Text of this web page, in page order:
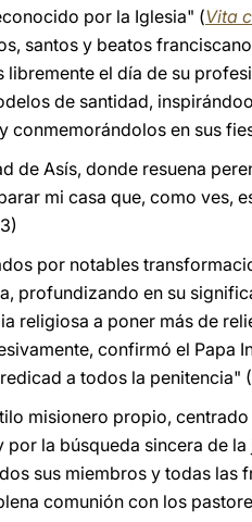
por la Iglesia" (Vita
santos y beatos
el día de su
de santidad,
en sus
de Asís, donde resuena
mi casa que, como ves,
por notables
profundizando en su
religiosa a poner más de
confirmó el Papa
a todos la penitencia"
misionero propio,
la búsqueda sincera de
sus miembros y todas
comunión con los